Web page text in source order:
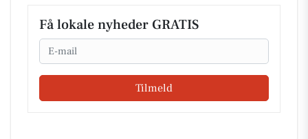
Få lokale nyheder GRATIS
Email
Tilmeld